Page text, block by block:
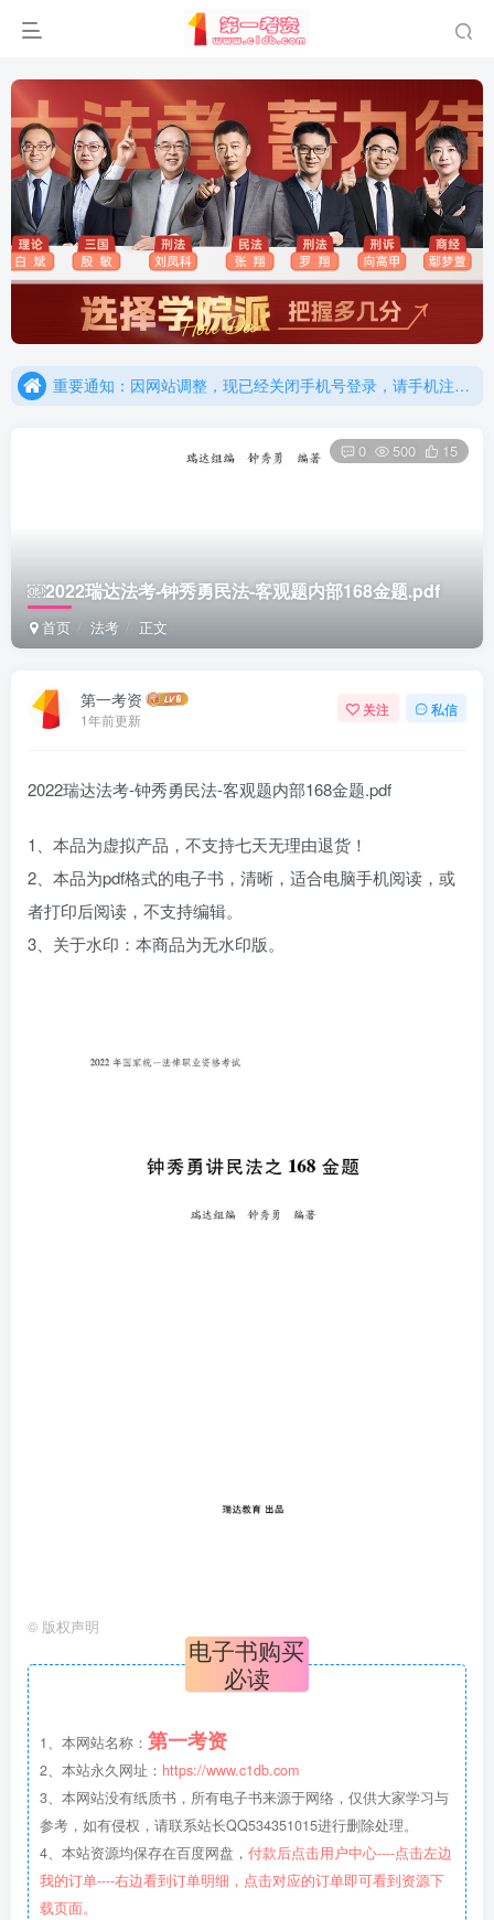
重要通知：因网站调整，现已经关闭手机号登录，请手机注册用户及时添加客服微信（微信号：dykz180），客服会协助将登陆方式更改为邮箱登录！
更新提示：已经更新部分机构主观题法考资料，推荐厚大的考点清单，高清版，特别适合学习！
￼2022瑞达法考-钟秀勇民法-客观题内部168金题.pdf
首页 法考 正文
0 500 15
第一考资
1年前更新
关注 私信
2022瑞达法考-钟秀勇民法-客观题内部168金题.pdf
1、本品为虚拟产品，不支持七天无理由退货！
2、本品为pdf格式的电子书，清晰，适合电脑手机阅读，或
者打印后阅读，不支持编辑。
3、关于水印：本商品为无水印版。
© 版权声明
电子书购买
必读
1、本网站名称： 第一考资
2、本站永久网址： https://www.c1db.com
3、本网站没有纸质书，所有电子书来源于网络，仅供大家学习与
参考，如有侵权，请联系站长QQ534351015进行删除处理。
4、本站资源均保存在百度网盘， 付款后点击用户中心----点击左边
我的订单----右边看到订单明细，点击对应的订单即可看到资源下
载页面。